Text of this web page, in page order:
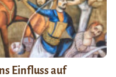
Einfluss auf